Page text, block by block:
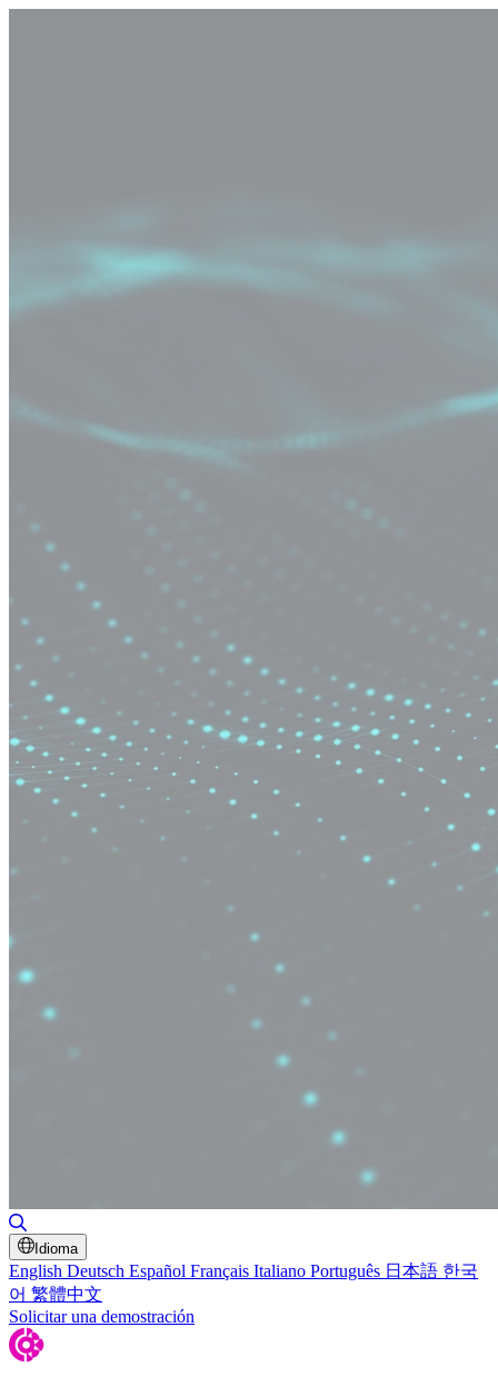
Idioma
English Deutsch Español Français Italiano Português 日本語 한국
어 繁體中文
Solicitar una demostración